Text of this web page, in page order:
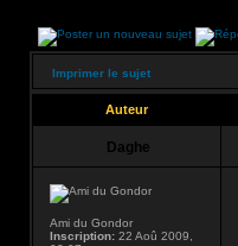
Imprimer le sujet
Auteur
Daghe
Ami du Gondor
Inscription: 22 Aoû 2009,